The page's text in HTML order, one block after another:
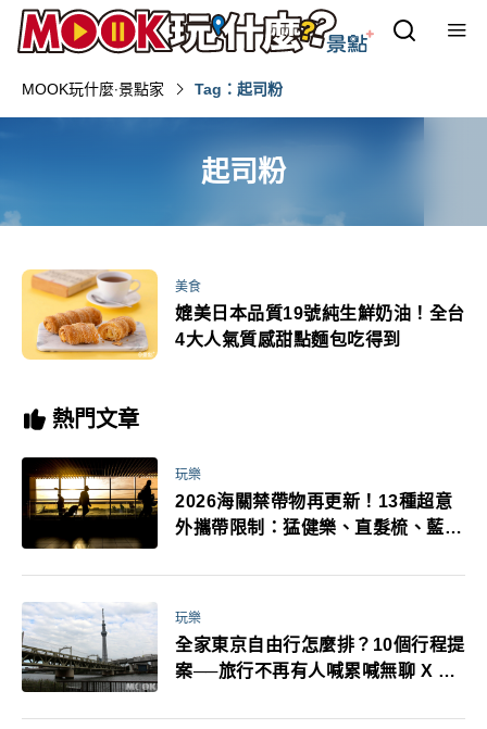
MOOK玩什麼‧景點家 Tag：起司粉
起司粉
美食
媲美日本品質19號純生鮮奶油！全台
4大人氣質感甜點麵包吃得到
熱門文章
玩樂
2026海關禁帶物再更新！13種超意
外攜帶限制：猛健樂、直髮梳、藍牙
萬！注意事項一次看！
玩樂
全家東京自由行怎麼排？10個行程提
案──旅行不再有人喊累喊無聊 X 爸